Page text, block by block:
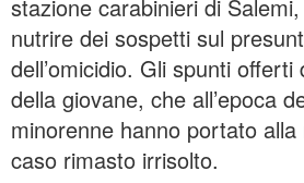
stazione carabinieri di
nutrire dei sospetti sul
dell’omicidio. Gli spunti
della giovane, che all’epoca
minorenne hanno portato
caso rimasto irrisolto.